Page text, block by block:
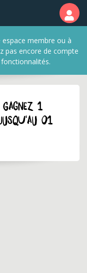
membre ou à
pas encore de compte
Gagnez 1
01